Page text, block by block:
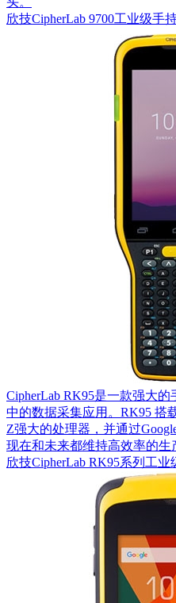
欣技CipherLab 9700工业级手
CipherLab RK95是一款强大的
中的数据采集应用。RK95
Z强大的处理器，并通过
现在和未来都维持高效率的生产力
欣技CipherLab RK95系列工